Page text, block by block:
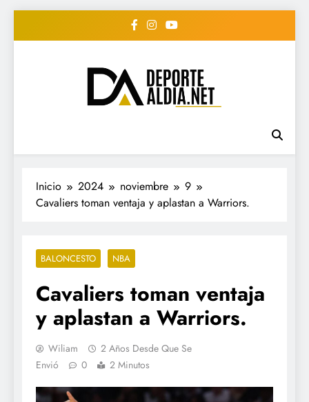
• DEPORTE AL DIA •
"Periodico Deportivo
Digital"
#deportealdiard #deportealdiaperiodico
Inicio 2024 noviembre
9
Cavaliers toman ventaja y aplastan a Warriors.
BALONCESTO NBA
Cavaliers toman ventaja
y aplastan a Warriors.
Wiliam
2 Años Desde Que Se
Envió
0 2 Minutos